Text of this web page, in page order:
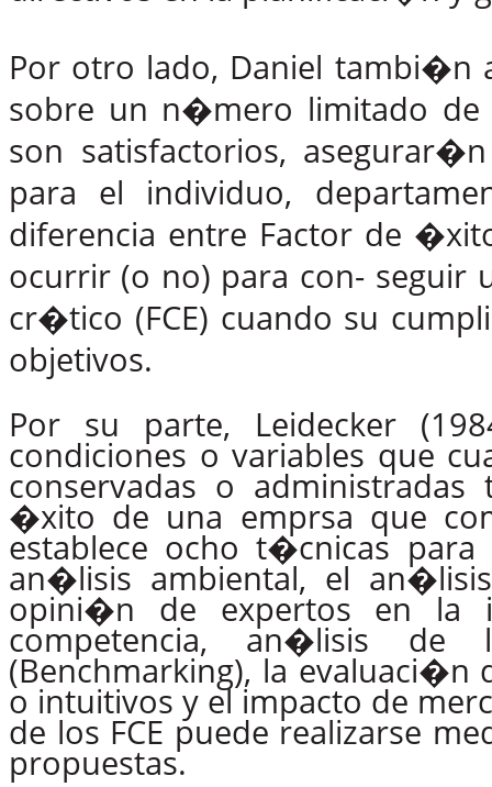
Por otro lado, Daniel tambi�n
sobre un n�mero limitado de
son satisfactorios,
para el individuo,
diferencia entre Factor de
ocurrir (o no) para con- seguir
cr�tico (FCE) cuando su
objetivos.
Por su parte, Leidecker
condiciones o variables que
conservadas o
�xito de una emprsa que
establece ocho t�cnicas para
an�lisis ambiental, el
opini�n de expertos en la
competencia, an�lisis
(Benchmarking), la evaluaci�n
o intuitivos y el impacto de
de los FCE puede realizarse
propuestas.